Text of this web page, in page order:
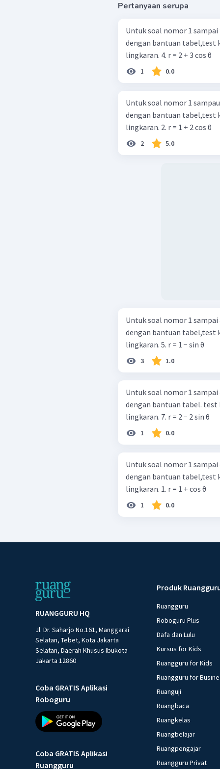
Pertanyaan serupa
Untuk soal nomor 1
dengan bantuan tabel,test
lingkaran. 4. r = 2 + 3 cos θ
1 0.0
Untuk soal nomor 1
dengan bantuan tabel,test
lingkaran. 2. r = 1 + 2 cos θ
2 5.0
Untuk soal nomor 1
dengan bantuan tabel,test
lingkaran. 5. r = 1 − sin θ
3 1.0
Untuk soal nomor 1
dengan bantuan tabel. test
lingkaran. 7. r = 2 − 2 sin θ
1 0.0
Untuk soal nomor 1
dengan bantuan tabel,test
lingkaran. 1. r = 1 + cos θ
1 0.0
RUANGGURU HQ
Jl. Dr. Saharjo No.161, Manggarai
Selatan, Tebet, Kota Jakarta
Selatan, Daerah Khusus Ibukota
Jakarta 12860
Coba GRATIS Aplikasi
Roboguru
Coba GRATIS Aplikasi
Ruangguru
Produk
Ruangguru
Roboguru Plus
Dafa dan Lulu
Kursus for Kids
Ruangguru for Kids
Ruangguru for
Ruanguji
Ruangbaca
Ruangkelas
Ruangbelajar
Ruangpengajar
Ruangguru Privat